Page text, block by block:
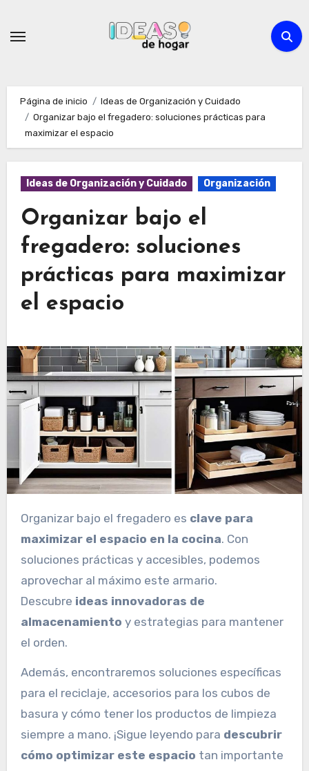
Página de inicio
Ideas de Organización y Cuidado
Organizar bajo el fregadero: soluciones prácticas para
maximizar el espacio
Ideas de Organización y Cuidado Organización
Organizar bajo el
fregadero: soluciones
prácticas para maximizar
el espacio
Organizar bajo el fregadero es clave para
maximizar el espacio en la cocina. Con
soluciones prácticas y accesibles, podemos
aprovechar al máximo este armario.
Descubre ideas innovadoras de
almacenamiento y estrategias para mantener
el orden.
Además, encontraremos soluciones específicas
para el reciclaje, accesorios para los cubos de
basura y cómo tener los productos de limpieza
siempre a mano. ¡Sigue leyendo para descubrir
cómo optimizar este espacio tan importante